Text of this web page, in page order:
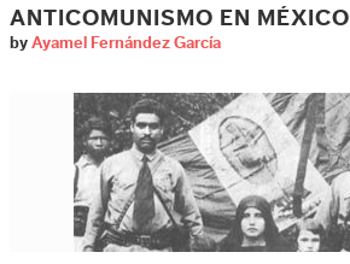
ANTICOMUNISMO EN MÉXICO
by Ayamel Fernández García